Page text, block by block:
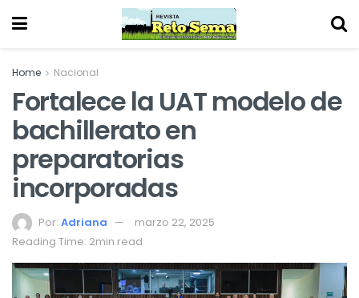
Home Nacional
Fortalece la UAT modelo de
bachillerato en
preparatorias
incorporadas
Por: Adriana
marzo 22, 2025
Reading Time: 2min read